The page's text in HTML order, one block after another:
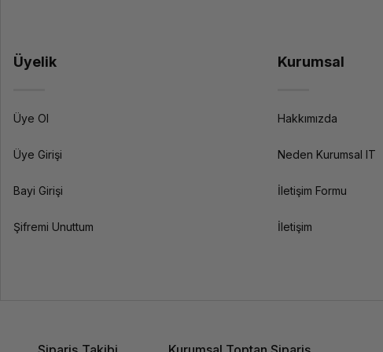
Üyelik
Üye Ol
Üye Girişi
Bayi Girişi
Şifremi Unuttum
Kurumsal
Hakkımızda
Neden Kurumsal IT
İletişim Formu
İletişim